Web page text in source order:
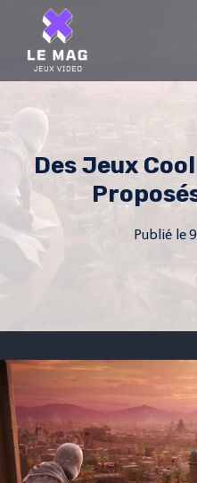
content
Des Jeux
Publié le